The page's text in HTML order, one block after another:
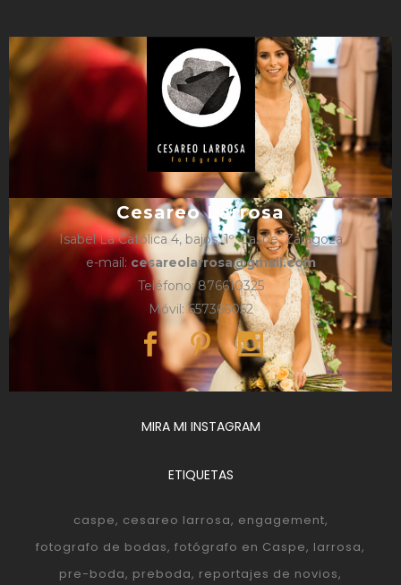
Cesareo Larrosa
Isabel La Católica 4, bajos, 1º, Caspe, Zaragoza
e-mail: cesareolarrosa@gmail.com
Teléfono: 876610325
Móvil: 657366052
MIRA MI INSTAGRAM
ETIQUETAS
caspe cesareo larrosa engagement
fotografo de bodas fotógrafo en Caspe larrosa
pre-boda preboda reportajes de novios